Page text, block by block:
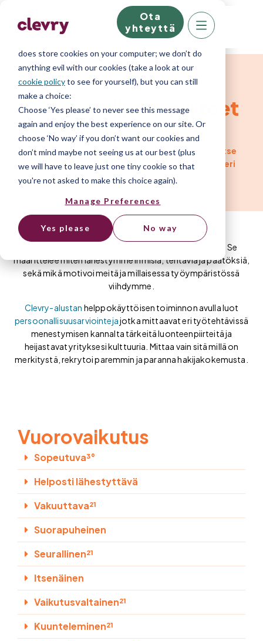
We know right? These cookie pop-ups can really
ruin your visit, so we’ll make this quick. This website
does store cookies on your computer; we don’t do
anything evil with our cookies (take a look at our
cookie policyto see for yourself), but you can still
make a choice:
Choose ‘Yes please’ to never see this message
again and enjoy the best experience on our site. Or
choose ‘No way’ if you don’t want our cookies and
don’t mind maybe not seeing us at our best (plus
we will have to leave just one tiny cookie so that
you're not asked to make this choice again).
Manage Preferences
Yes please No way
Ota
yhteyttä
Arviointialusta
Persoonallisuuspiirteet
Rakenna omia persoonallisuusarviointeja. Valitse
mitkä piirteet ovat juuri teille tärkeitä arvioida eri
rooleissa.
Persoonallisuus vaikuttaa tapaamme työskennellä. Se
määrittelee miten lähestymme ihmisiä, tehtäviä ja päätöksiä,
sekä mikä motivoi meitä ja millaisessa työympäristössä
viihdymme.
Clevry-alustan helppokäyttöisen toiminnon avulla luot
persoonallisuusarviointejajotka mittaavat eri työtehtävissä
menestymisen kannalta tärkeitä luonteenpiirteitä ja
heijastavat yrityksesi kulttuuria. Mittaa vain sitä millä on
merkitystä, rekrytoi paremmin ja paranna hakijakokemusta.
Vuorovaikutus
Sopeutuva³°
Helposti lähestyttävä
Vakuuttava²¹
Suorapuheinen
Seurallinen²¹
Itsenäinen
Vaikutusvaltainen²¹
Kuunteleminen²¹